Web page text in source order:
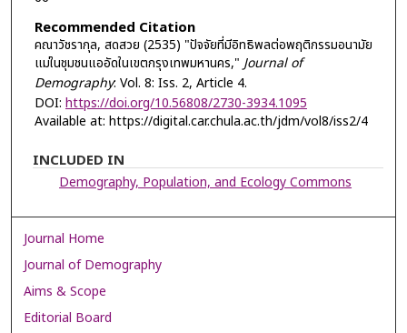
Recommended Citation
คณาวัชรากุล, สดสวย (2535) "ปัจจัยที่มีอิทธิพลต่อพฤติกรรมอนามัย
แม่ในชุมชนแออัดในเขตกรุงเทพมหานคร," Journal of
Demography: Vol. 8: Iss. 2, Article 4.
DOI: https://doi.org/10.56808/2730-3934.1095
Available at: https://digital.car.chula.ac.th/jdm/vol8/iss2/4
INCLUDED IN
Demography, Population, and Ecology Commons
Journal Home
Journal of Demography
Aims & Scope
Editorial Board